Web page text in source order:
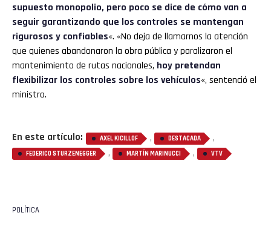
supuesto monopolio, pero poco se dice de cómo van a
seguir garantizando que los controles se mantengan
rigurosos y confiables«. «No deja de llamarnos la atención
que quienes abandonaron la obra pública y paralizaron el
mantenimiento de rutas nacionales, hoy pretendan
flexibilizar los controles sobre los vehículos«, sentenció el
ministro.
En este artículo: AXEL KICILLOF , DESTACADA ,
FEDERICO STURZENEGGER , MARTÍN MARINUCCI , VTV
POLÍTICA